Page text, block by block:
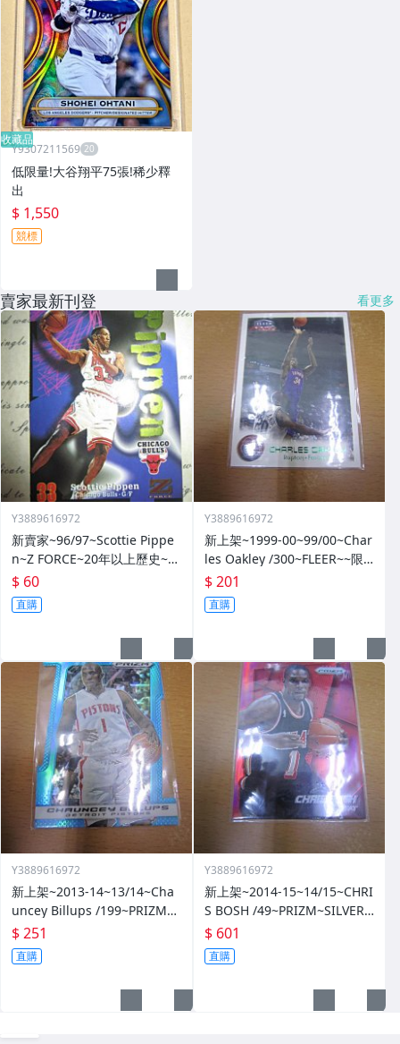
收藏品
Y9307211569
低限量!大谷翔平75張!稀少釋
出
$ 1,550
競標
賣家最新刊登 看更多
Y3889616972
新賣家~96/97~Scottie Pippe
n~Z FORCE~20年以上歷史~無
限量~
$ 60
直購
Y3889616972
新上架~1999-00~99/00~Char
les Oakley /300~FLEER~~限
量/300~1060114-1
$ 201
直購
Y3889616972
新上架~2013-14~13/14~Cha
uncey Billups /199~PRIZM~S
ILVER~藍亮~限量/199~10601
14-1
$ 251
直購
Y3889616972
新上架~2014-15~14/15~CHRI
S BOSH /49~PRIZM~SILVER~
紅亮~低限量/49~1060114-1
$ 601
直購